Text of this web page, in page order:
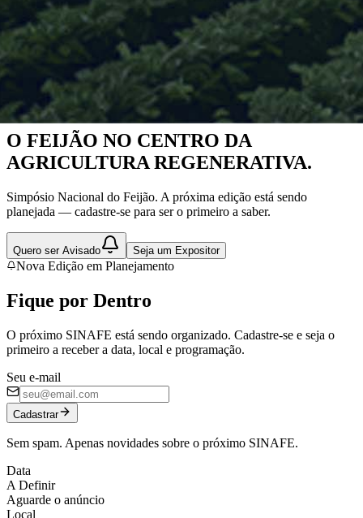
Nova Edição em Planejamento
O FEIJÃO NO CENTRO DA
AGRICULTURA REGENERATIVA.
Simpósio Nacional do Feijão. A próxima edição está sendo
planejada — cadastre-se para ser o primeiro a saber.
Quero ser Avisado Seja um Expositor
Nova Edição em Planejamento
Fique por Dentro
O próximo SINAFE está sendo organizado. Cadastre-se e seja o
primeiro a receber a data, local e programação.
Seu e-mail
Cadastrar
Sem spam. Apenas novidades sobre o próximo SINAFE.
Data
A Definir
Aguarde o anúncio
Local